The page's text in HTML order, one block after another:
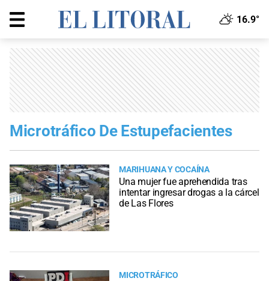
16.9°
Microtráfico De Estupefacientes
MARIHUANA Y COCAÍNA
Una mujer fue aprehendida tras
intentar ingresar drogas a la cárcel
de Las Flores
MICROTRÁFICO